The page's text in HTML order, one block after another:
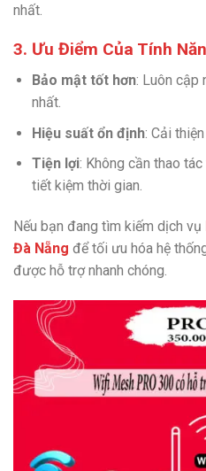
nhất.
3. Ưu Điểm Của Tính
Bảo mật tốt hơn: Luôn cập
nhất.
Hiệu suất ổn định: Cải
Tiện lợi: Không cần thao
tiết kiệm thời gian.
Nếu bạn đang tìm kiếm dịch vụ
Đà Nẵng để tối ưu hóa hệ
được hỗ trợ nhanh chóng.